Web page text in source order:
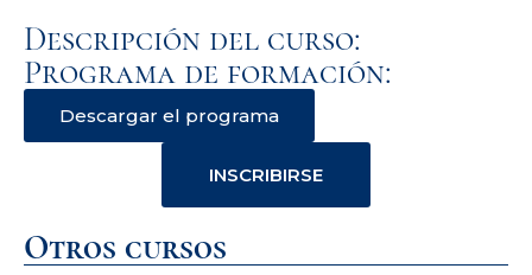
Descripción del curso:
Programa de formación:
Descargar el programa
INSCRIBIRSE
Otros cursos